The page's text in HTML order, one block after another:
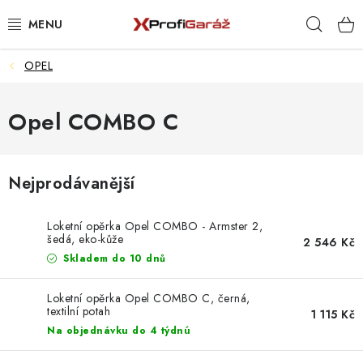
na
REALIZACE & ŘEŠENÍ
AKCE A NOVINKY
NÁŘADÍ DLE TYPU OPRAVY
VYBAVENÍ DÍLNY
NÁŘADÍ
ČIŠTĚNÍ A MYTÍ
OPEL
Opel COMBO C
Nejprodávanější
Loketní opěrka Opel COMBO - Armster 2,
šedá, eko-kůže
Skladem do 10 dnů
2 546 Kč
Loketní opěrka Opel COMBO C, černá,
textilní potah
Na objednávku do 4 týdnú
1 115 Kč